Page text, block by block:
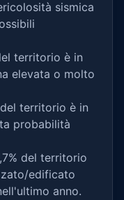
sismica
territorio è in
elevata o molto
territorio è in
probabilità
del territorio
edificato
anno.